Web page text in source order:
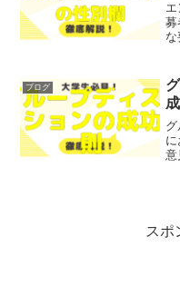
募
ブログ
意
スポ